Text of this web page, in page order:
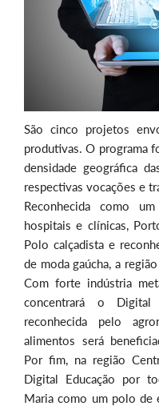
São cinco projetos
produtivas. O programa
densidade geográfica
respectivas vocações e
Reconhecida como
hospitais e clínicas,
Polo calçadista e
de moda gaúcha, a
Com forte indústria
concentrará o
reconhecida pelo
alimentos será
Por fim, na região
Digital Educação por
Maria como um polo de